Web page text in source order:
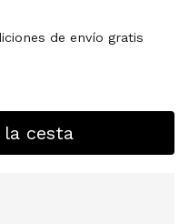
de envío gratis
la cesta